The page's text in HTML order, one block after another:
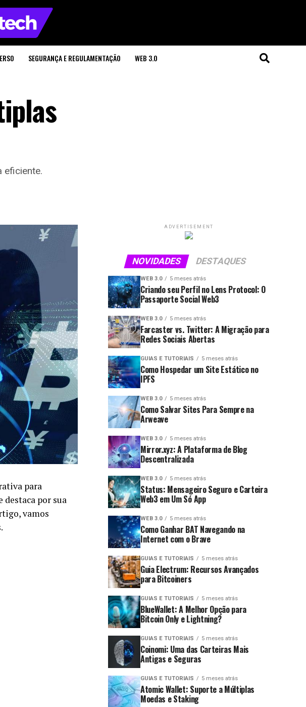
SEGURANÇA E REGULAMENTAÇÃO WEB 3.0
eficiente.
para
por sua
vamos
ADVERTISEMENT
NOVIDADES DESTAQUES
WEB 3.0 5 meses atrás
Criando seu Perfil no Lens Protocol: O
Passaporte Social Web3
WEB 3.0 5 meses atrás
Farcaster vs. Twitter: A Migração para
Redes Sociais Abertas
GUIAS E TUTORIAIS 5 meses atrás
Como Hospedar um Site Estático no
IPFS
WEB 3.0 5 meses atrás
Como Salvar Sites Para Sempre na
Arweave
WEB 3.0 5 meses atrás
Mirror.xyz: A Plataforma de Blog
Descentralizada
WEB 3.0 5 meses atrás
Status: Mensageiro Seguro e Carteira
Web3 em Um Só App
WEB 3.0 5 meses atrás
Como Ganhar BAT Navegando na
Internet com o Brave
GUIAS E TUTORIAIS 5 meses atrás
Guia Electrum: Recursos Avançados
para Bitcoiners
GUIAS E TUTORIAIS 5 meses atrás
BlueWallet: A Melhor Opção para
Bitcoin Only e Lightning?
GUIAS E TUTORIAIS 5 meses atrás
Coinomi: Uma das Carteiras Mais
Antigas e Seguras
GUIAS E TUTORIAIS 5 meses atrás
Atomic Wallet: Suporte a Múltiplas
Moedas e Staking